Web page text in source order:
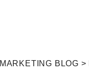
MARKETING BLOG >